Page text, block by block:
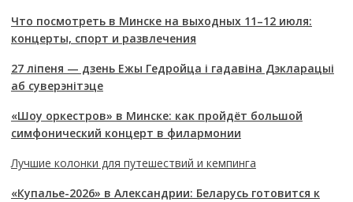
Что посмотреть в Минске на выходных 11–12 июля:
концерты, спорт и развлечения
27 ліпеня — дзень Ежы Гедройца і гадавіна Дэкларацыі
аб суверэнітэце
«Шоу оркестров» в Минске: как пройдёт большой
симфонический концерт в филармонии
Лучшие колонки для путешествий и кемпинга
«Купалье-2026» в Александрии: Беларусь готовится к